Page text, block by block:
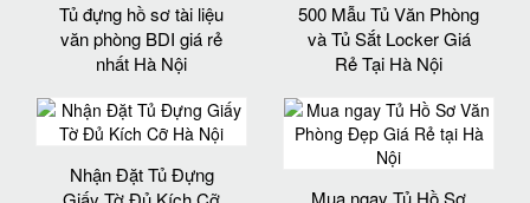
Tủ đựng hồ sơ tài liệu
văn phòng BDI giá rẻ
nhất Hà Nội
500 Mẫu Tủ Văn Phòng
và Tủ Sắt Locker Giá
Rẻ Tại Hà Nội
Nhận Đặt Tủ Đựng
Mua ngay Tủ Hồ Sơ